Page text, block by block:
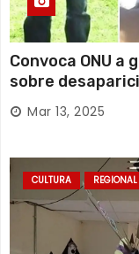
Convoca ONU a
sobre
Mar 13, 2025
CULTURA REGIONAL